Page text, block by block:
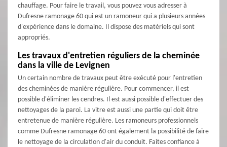
chauffage. Pour faire le travail, vous pouvez vous adresser à
Dufresne ramonage 60 qui est un ramoneur qui a plusieurs années
d'expérience dans le domaine. Il dispose des matériels qui sont
appropriés.
Les travaux d'entretien réguliers de la cheminée
dans la ville de Levignen
Un certain nombre de travaux peut être exécuté pour l'entretien
des cheminées de manière régulière. Pour commencer, il est
possible d'éliminer les cendres. Il est aussi possible d'effectuer des
nettoyages de la paroi. La vitre est aussi une partie qui doit être
entretenue de manière régulière. Les ramoneurs professionnels
comme Dufresne ramonage 60 ont également la possibilité de faire
le nettoyage de la circulation d'air du conduit. Faites confiance à